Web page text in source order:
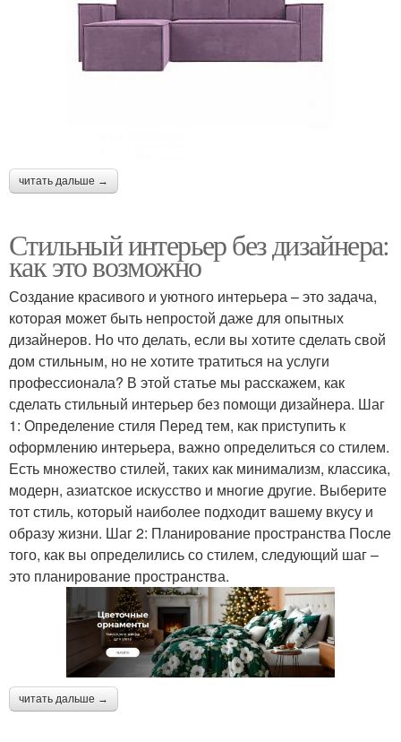
читать дальше →
Стильный интерьер без дизайнера:
как это возможно
Создание красивого и уютного интерьера – это задача,
которая может быть непростой даже для опытных
дизайнеров. Но что делать, если вы хотите сделать свой
дом стильным, но не хотите тратиться на услуги
профессионала? В этой статье мы расскажем, как
сделать стильный интерьер без помощи дизайнера. Шаг
1: Определение стиля Перед тем, как приступить к
оформлению интерьера, важно определиться со стилем.
Есть множество стилей, таких как минимализм, классика,
модерн, азиатское искусство и многие другие. Выберите
тот стиль, который наиболее подходит вашему вкусу и
образу жизни. Шаг 2: Планирование пространства После
того, как вы определились со стилем, следующий шаг –
это планирование пространства.
читать дальше →